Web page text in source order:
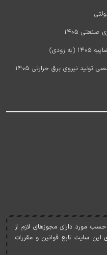
1405
زودی)
آخرین اخبار استخدام شرکت مادر تخصصی تولید نیروی برق حرارتی 1405
مورد دارای مجوزهای لازم از
اين سايت تابع قوانين و مقررات